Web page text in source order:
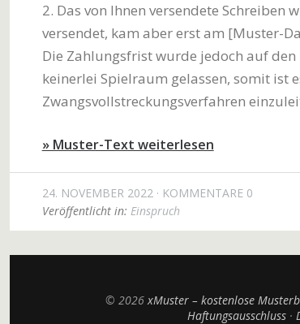
2. Das von Ihnen versendete
versendet, kam aber erst am [Muster-
Die Zahlungsfrist wurde jedoch auf
keinerlei Spielraum gelassen, somit ist
Zwangsvollstreckungsverfahren
» Muster-Text weiterlesen
24. NOVEMBER 2022
KOMMENTARE 0
Veröffentlicht in: Einspruch
© 2026xMuster – kostenlose
Haftungsausschluss